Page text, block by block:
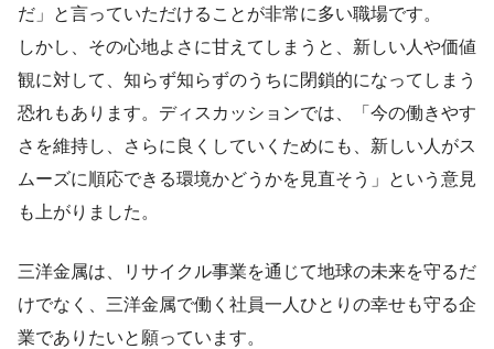
だ」と言っていただけることが非常に多い職場です。
しかし、その心地よさに甘えてしまうと、新しい人や価値
観に対して、知らず知らずのうちに閉鎖的になってしまう
恐れもあります。ディスカッションでは、「今の働きやす
さを維持し、さらに良くしていくためにも、新しい人がス
ムーズに順応できる環境かどうかを見直そう」という意見
も上がりました。
三洋金属は、リサイクル事業を通じて地球の未来を守るだ
けでなく、三洋金属で働く社員一人ひとりの幸せも守る企
業でありたいと願っています。